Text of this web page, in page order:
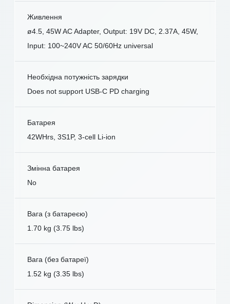
Живлення
ø4.5, 45W AC Adapter, Output: 19V DC, 2.37A, 45W,
Input: 100~240V AC 50/60Hz universal
Необхідна потужність зарядки
Does not support USB-C PD charging
Батарея
42WHrs, 3S1P, 3-cell Li-ion
Змінна батарея
No
Вага (з батареєю)
1.70 kg (3.75 lbs)
Вага (без батареї)
1.52 kg (3.35 lbs)